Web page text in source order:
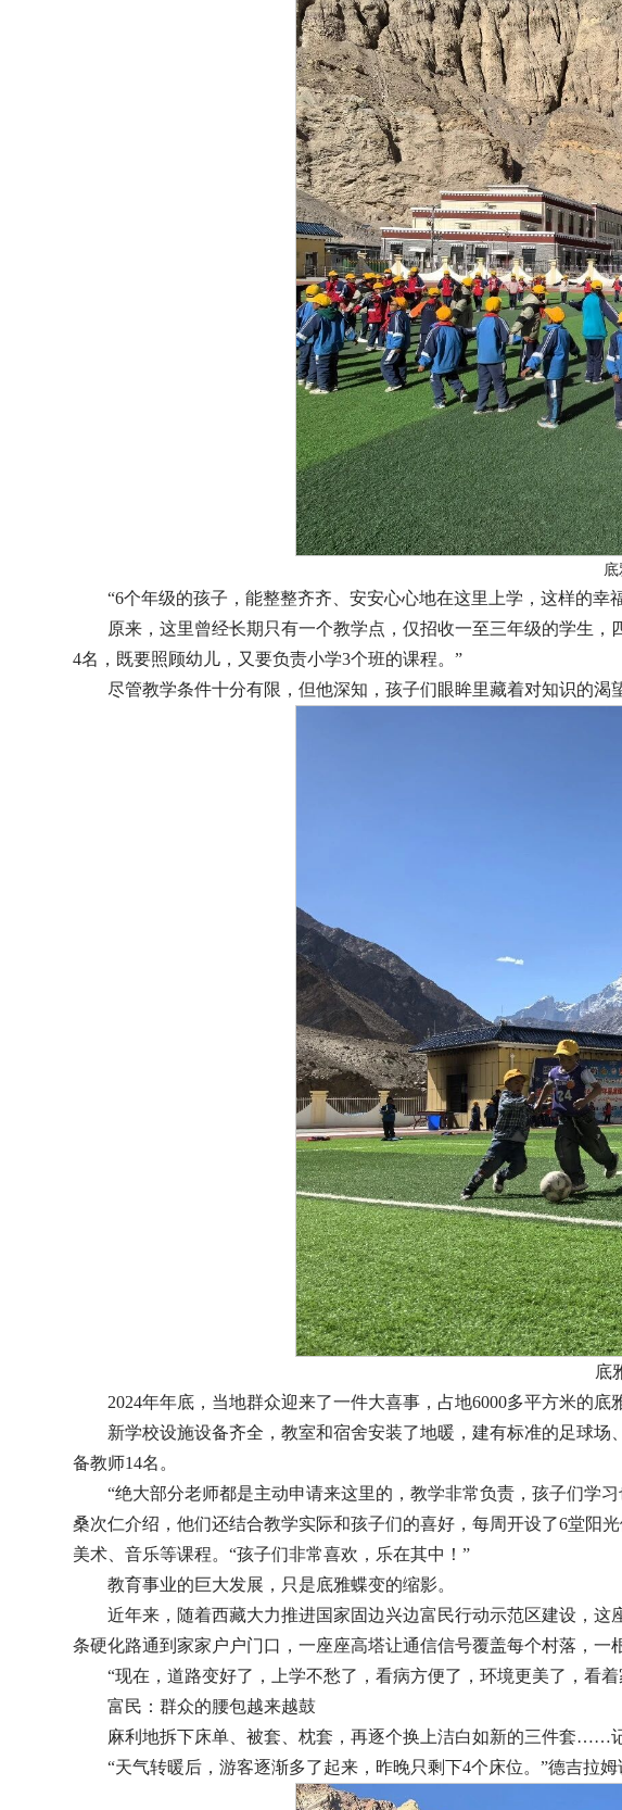
“6个年级的孩子，能整整齐齐、安安心心地在这里上学，这样的幸
原来，这里曾经长期只有一个教学点，仅招收一至三年级的学生
4名，既要照顾幼儿，又要负责小学3个班的课程。”
尽管教学条件十分有限，但他深知，孩子们眼眸里藏着对知识的
底
2024年年底，当地群众迎来了一件大喜事，占地6000多平方米的
新学校设施设备齐全，教室和宿舍安装了地暖，建有标准的足球
备教师14名。
“绝大部分老师都是主动申请来这里的，教学非常负责，孩子们学
桑次仁介绍，他们还结合教学实际和孩子们的喜好，每周开设了6堂阳
美术、音乐等课程。“孩子们非常喜欢，乐在其中！”
教育事业的巨大发展，只是底雅蝶变的缩影。
近年来，随着西藏大力推进国家固边兴边富民行动示范区建设，
条硬化路通到家家户户门口，一座座高塔让通信信号覆盖每个村落，
“现在，道路变好了，上学不愁了，看病方便了，环境更美了，看
富民：群众的腰包越来越鼓
麻利地拆下床单、被套、枕套，再逐个换上洁白如新的三件套……
“天气转暖后，游客逐渐多了起来，昨晚只剩下4个床位。”德吉拉